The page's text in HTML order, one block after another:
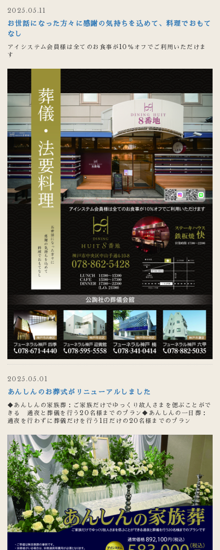
2025.05.11
お世話になった方々に感謝の気持ちを込めて、料理でおもて
なし
アイシステム会員様は全てのお食事が10％オフでご利用いただけま
す
2025.05.01
あんしんのお葬式がリニューアルしました
◆あんしんの家族葬：ご家族だけでゆっくり故人さまを偲ぶことがで
きる 通夜と葬儀を行う20名様までのプラン◆あんしんの一日葬：
通夜を行わずに葬儀だけを行う1日だけの20名様までのプラン